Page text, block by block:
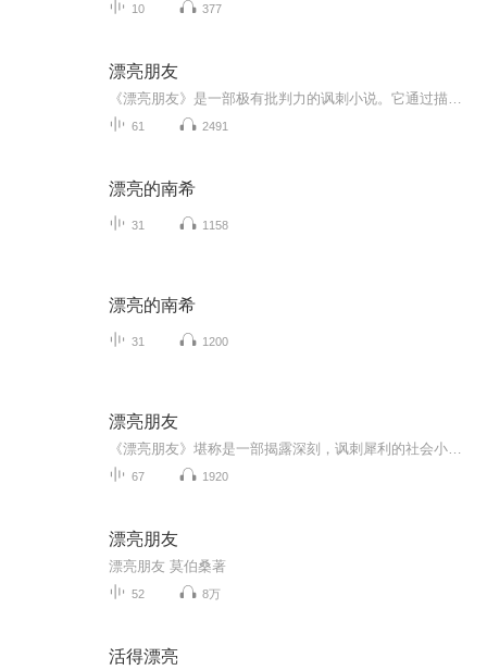
10 377
漂亮朋友
61 2491
漂亮的南希
31 1158
漂亮的南希
31 1200
漂亮朋友
67 1920
漂亮朋友
漂亮朋友 莫伯桑著
52 8万
活得漂亮